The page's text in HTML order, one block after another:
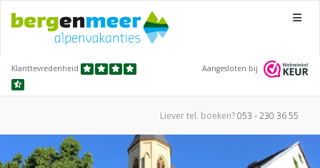
Menu
Klanttevredenheid Aangesloten bij
Liever tel. boeken?053 - 230 36 55